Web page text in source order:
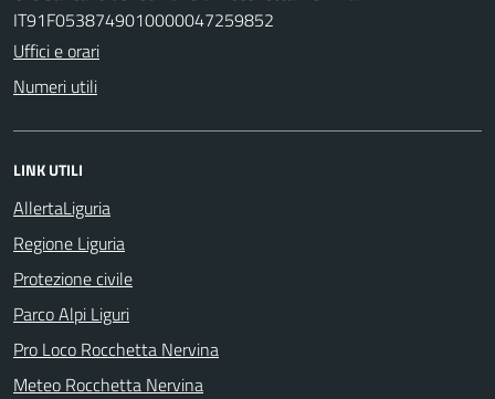
IT91F0538749010000047259852
Uffici e orari
Numeri utili
LINK UTILI
AllertaLiguria
Regione Liguria
Protezione civile
Parco Alpi Liguri
Pro Loco Rocchetta Nervina
Meteo Rocchetta Nervina